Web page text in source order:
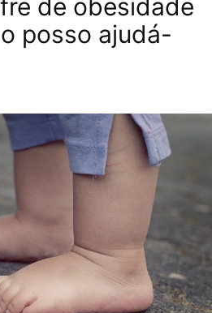
de obesidade
posso ajudá-